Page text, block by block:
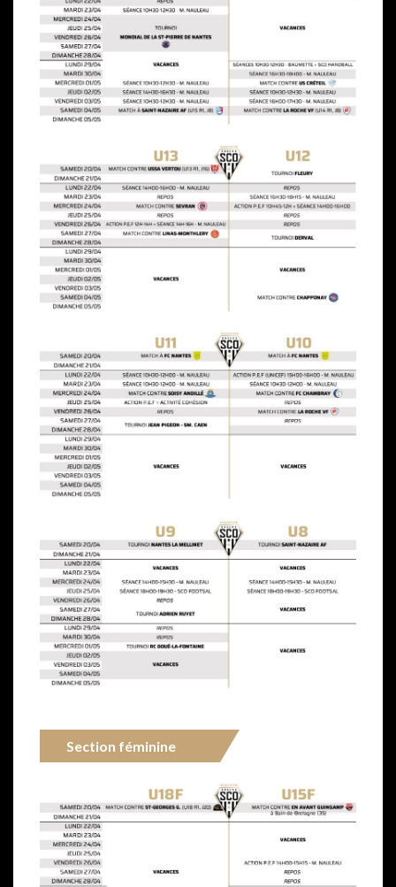
Section féminine